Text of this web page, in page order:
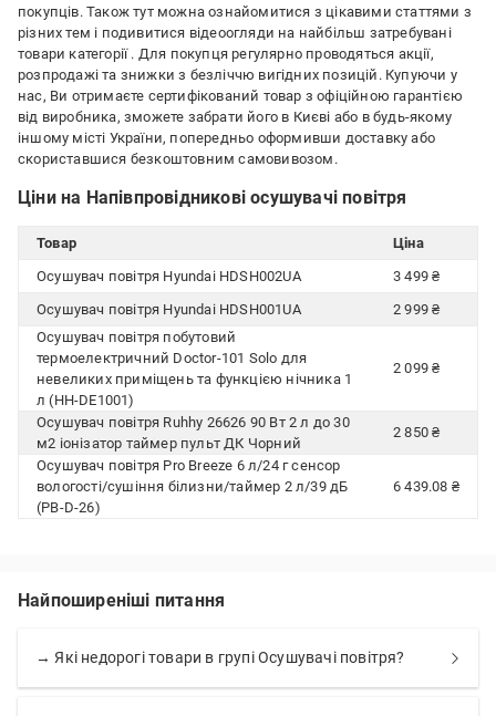
покупців. Також тут можна ознайомитися з цікавими статтями з
різних тем і подивитися відеоогляди на найбільш затребувані
товари категорії . Для покупця регулярно проводяться акції,
розпродажі та знижки з безліччю вигідних позицій. Купуючи у
нас, Ви отримаєте сертифікований товар з офіційною гарантією
від виробника, зможете забрати його в Києві або в будь-якому
іншому місті України, попередньо оформивши доставку або
скориставшися безкоштовним самовивозом.
Ціни на Напівпровідникові осушувачі повітря
Товар
Ціна
Осушувач повітря Hyundai HDSH002UA
3 499 ₴
Осушувач повітря Hyundai HDSH001UA
2 999 ₴
Осушувач повітря побутовий
термоелектричний Doctor-101 Solo для
невеликих приміщень та функцією нічника 1
л (HH-DE1001)
2 099 ₴
Осушувач повітря Ruhhy 26626 90 Вт 2 л до 30
м2 іонізатор таймер пульт ДК Чорний
2 850 ₴
Осушувач повітря Pro Breeze 6 л/24 г сенсор
вологості/сушіння білизни/таймер 2 л/39 дБ
(PB-D-26)
6 439.08 ₴
Найпоширеніші питання
→ Які недорогі товари в групі Осушувачі повітря?